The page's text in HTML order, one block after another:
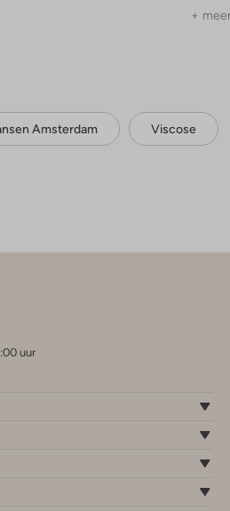
+
Amsterdam Viscose
uur